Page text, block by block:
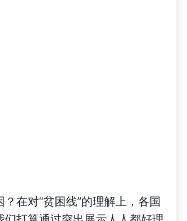
在对“贫困线”的理解上，各国